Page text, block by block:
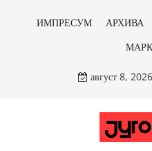
ИМПРЕСУМ АРХИВА
август 8, 2026